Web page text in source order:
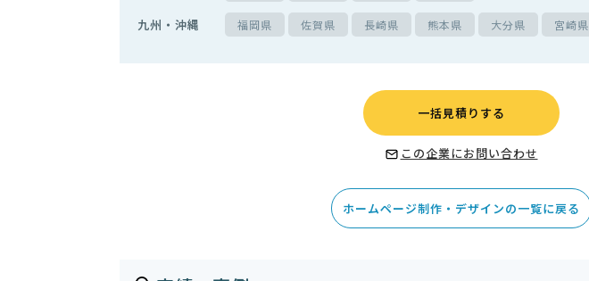
九州・沖縄 福岡県 佐賀県 長崎県 熊本県 大分県 宮崎県
一括見積りする
この企業にお問い合わせ
ホームページ制作・デザインの一覧に戻る